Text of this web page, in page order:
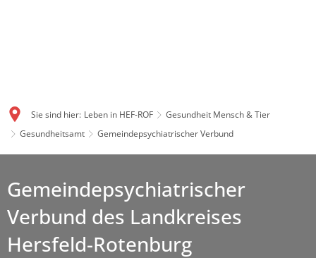
Sie sind hier: Leben in HEF-ROF
Gesundheit Mensch & Tier
Gesundheitsamt
Gemeindepsychiatrischer Verbund
Verbund
Gemeindepsychiatrischer
Verbund des Landkreises
Hersfeld-Rotenburg